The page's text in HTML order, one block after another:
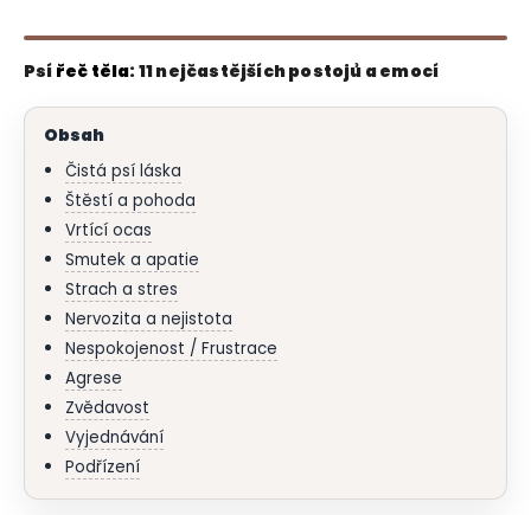
Psí řeč těla: 11 nejčastějších postojů a emocí
Obsah
Čistá psí láska
Štěstí a pohoda
Vrtící ocas
Smutek a apatie
Strach a stres
Nervozita a nejistota
Nespokojenost / Frustrace
Agrese
Zvědavost
Vyjednávání
Podřízení
u
j
e
m